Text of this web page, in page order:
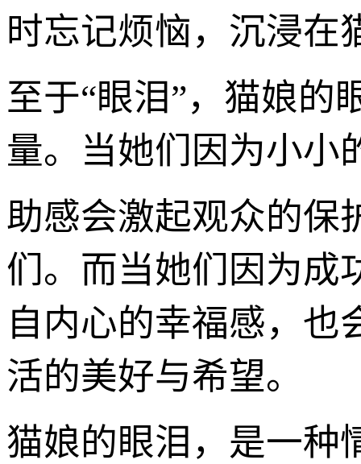
时忘记烦恼，沉浸在
至于“眼泪”，猫娘的
量。当她们因为小小
助感会激起观众的保
们。而当她们因为成
自内心的幸福感，也
活的美好与希望。
猫娘的眼泪，是一种